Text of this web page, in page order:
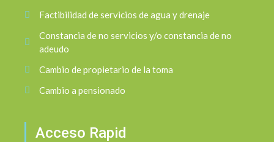
Factibilidad de servicios de agua y drenaje
Constancia de no servicios y/o constancia de no
adeudo
Cambio de propietario de la toma
Cambio a pensionado
Acceso Rapid